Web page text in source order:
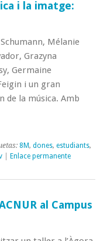
i la imatge:
Mélanie
Grazyna
Germaine
i un gran
de la música. Amb
8M, dones, estudiants,
Enlace permanente
al Campus